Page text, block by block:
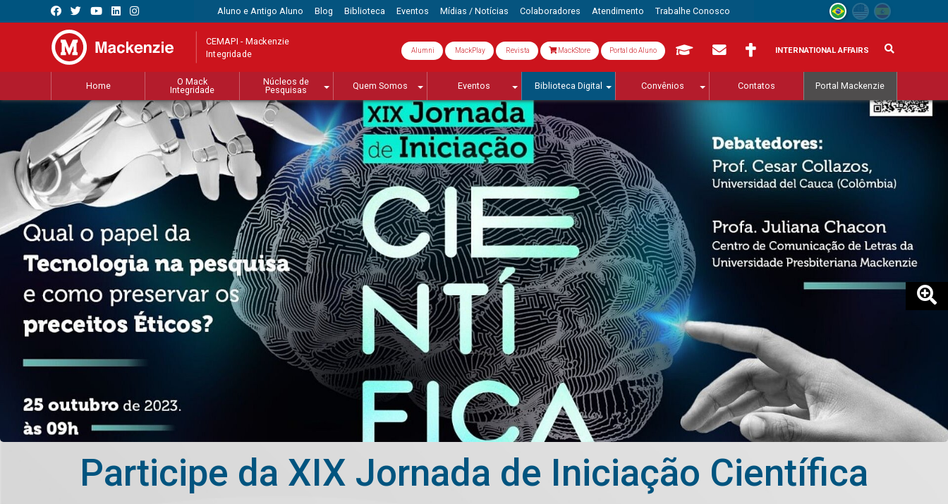
Aluno e Antigo Aluno Blog Biblioteca Eventos Mídias / Notícias Colaboradores Atendimento Trabalhe Conosco
CEMAPI - Mackenzie
Integridade Alumni MackPlay Revista MackStore Portal do Aluno INTERNATIONAL AFFAIRS
Home
O Mack
Integridade
Núcleos de
Pesquisas
Quem Somos Eventos Biblioteca Digital Convênios Contatos Portal Mackenzie
Participe da XIX Jornada de Iniciação Científica